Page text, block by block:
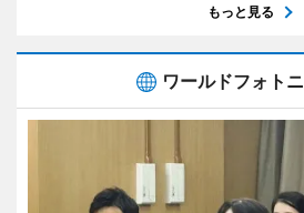
もっと見る
ワールドフォト